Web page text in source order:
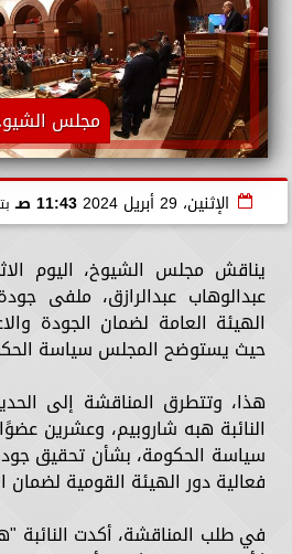
مجلس
الإثنين، 29 أبريل 2024 11:43 صـ
يناقش مجلس الشيوخ، اليوم
عبدالوهاب عبدالرازق، ملفى
الهيئة العامة لضمان الجودة
حيث يستوضح المجلس سياسة
هذا، وتتطرق المناقشة إلى
النائبة هبه شاروبيم، وعشرين
سياسة الحكومة، بشأن تحقيق
فعالية دور الهيئة القومية لضمان
في طلب المناقشة، أكدت النائبة